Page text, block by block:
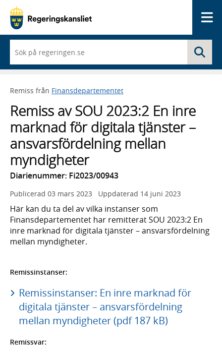
du
börjar
skriva
framträder
lista
med
sökförslag
Remiss från Finansdepartementet
Remiss av SOU 2023:2 En inre
marknad för digitala tjänster –
ansvarsfördelning mellan
myndigheter
Diarienummer: Fi2023/00943
Publicerad 03 mars 2023 Uppdaterad 14 juni 2023
Här kan du ta del av vilka instanser som
Finansdepartementet har remitterat SOU 2023:2 En
inre marknad för digitala tjänster – ansvarsfördelning
mellan myndigheter.
Remissinstanser:
Remissinstanser: En inre marknad för
digitala tjänster – ansvarsfördelning
mellan myndigheter (pdf 187 kB)
Remissvar: